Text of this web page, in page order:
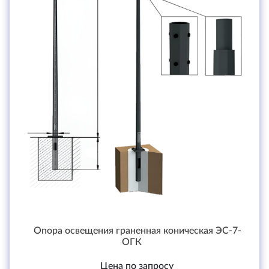
Опора освещения граненная коническая ЭС-7-
ОГК
Цена по запросу